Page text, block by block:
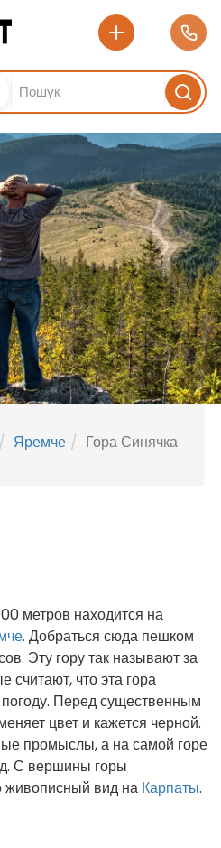
Яремче Гора Синячка
метров находится на
. Добраться сюда пешком
Эту гору так называют за
считают, что эта гора
Перед существенным
цвет и кажется черной.
промыслы, а на самой горе
С вершины горы
живописный вид на Карпаты.